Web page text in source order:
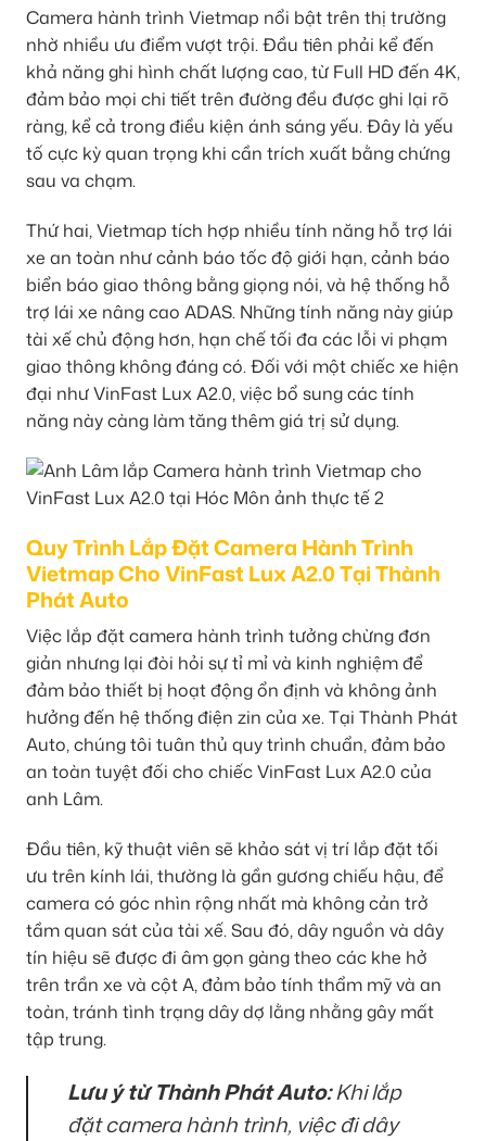
Camera hành trình Vietmap nổi bật trên thị trường
nhờ nhiều ưu điểm vượt trội. Đầu tiên phải kể đến
khả năng ghi hình chất lượng cao, từ Full HD đến 4K,
đảm bảo mọi chi tiết trên đường đều được ghi lại rõ
ràng, kể cả trong điều kiện ánh sáng yếu. Đây là yếu
tố cực kỳ quan trọng khi cần trích xuất bằng chứng
sau va chạm.
Thứ hai, Vietmap tích hợp nhiều tính năng hỗ trợ lái
xe an toàn như cảnh báo tốc độ giới hạn, cảnh báo
biển báo giao thông bằng giọng nói, và hệ thống hỗ
trợ lái xe nâng cao ADAS. Những tính năng này giúp
tài xế chủ động hơn, hạn chế tối đa các lỗi vi phạm
giao thông không đáng có. Đối với một chiếc xe hiện
đại như VinFast Lux A2.0, việc bổ sung các tính
năng này càng làm tăng thêm giá trị sử dụng.
Quy Trình Lắp Đặt Camera Hành Trình
Vietmap Cho VinFast Lux A2.0 Tại Thành
Phát Auto
Việc lắp đặt camera hành trình tưởng chừng đơn
giản nhưng lại đòi hỏi sự tỉ mỉ và kinh nghiệm để
đảm bảo thiết bị hoạt động ổn định và không ảnh
hưởng đến hệ thống điện zin của xe. Tại Thành Phát
Auto, chúng tôi tuân thủ quy trình chuẩn, đảm bảo
an toàn tuyệt đối cho chiếc VinFast Lux A2.0 của
anh Lâm.
Đầu tiên, kỹ thuật viên sẽ khảo sát vị trí lắp đặt tối
ưu trên kính lái, thường là gần gương chiếu hậu, để
camera có góc nhìn rộng nhất mà không cản trở
tầm quan sát của tài xế. Sau đó, dây nguồn và dây
tín hiệu sẽ được đi âm gọn gàng theo các khe hở
trên trần xe và cột A, đảm bảo tính thẩm mỹ và an
toàn, tránh tình trạng dây dợ lằng nhằng gây mất
tập trung.
Lưu ý từ Thành Phát Auto:Khi lắp
đặt camera hành trình, việc đi dây